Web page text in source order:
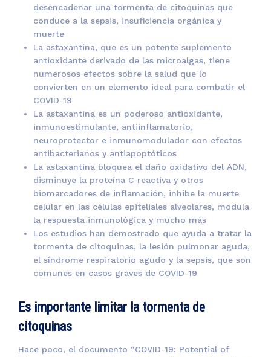
desencadenar una tormenta de citoquinas que
conduce a la sepsis, insuficiencia orgánica y
muerte
La astaxantina, que es un potente suplemento
antioxidante derivado de las microalgas, tiene
numerosos efectos sobre la salud que lo
convierten en un elemento ideal para combatir el
COVID-19
La astaxantina es un poderoso antioxidante,
inmunoestimulante, antiinflamatorio,
neuroprotector e inmunomodulador con efectos
antibacterianos y antiapoptóticos
La astaxantina bloquea el daño oxidativo del ADN,
disminuye la proteína C reactiva y otros
biomarcadores de inflamación, inhibe la muerte
celular en las células epiteliales alveolares, modula
la respuesta inmunológica y mucho más
Los estudios han demostrado que ayuda a tratar la
tormenta de citoquinas, la lesión pulmonar aguda,
el síndrome respiratorio agudo y la sepsis, que son
comunes en casos graves de COVID-19
Es importante limitar la tormenta de
citoquinas
Hace poco, el documento “COVID-19: Potential of